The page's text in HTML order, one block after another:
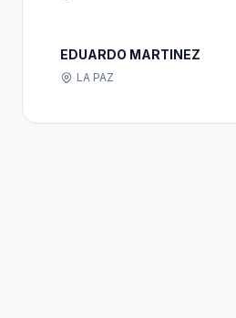
EDUARDO MARTINEZ
LA PAZ